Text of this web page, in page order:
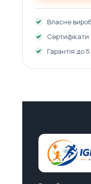
Власне
Сертифікати
Гарантія до 5